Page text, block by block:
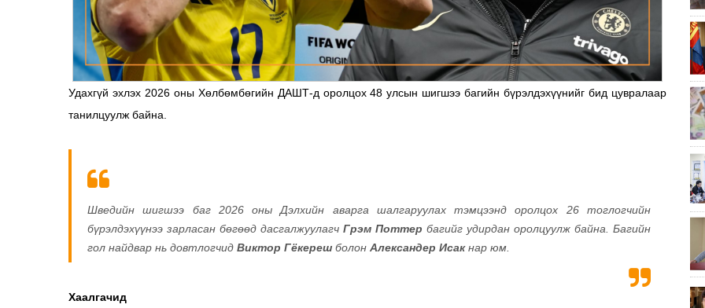
Удахгүй эхлэх 2026 оны Хөлбөмбөгийн ДАШТ-д оролцох 48 улсын шигшээ багийн бүрэлдэхүүнийг бид цувралаар
танилцуулж байна.
Шведийн шигшээ баг 2026 оны Дэлхийн аварга шалгаруулах тэмцээнд оролцох 26 тоглогчийн
бүрэлдэхүүнээ зарласан бөгөөд дасгалжуулагч Грэм Поттер багийг удирдан оролцуулж байна. Багийн
гол найдвар нь довтлогчид Виктор Гёкереш болон Александер Исакнар юм.
Хаалгачид